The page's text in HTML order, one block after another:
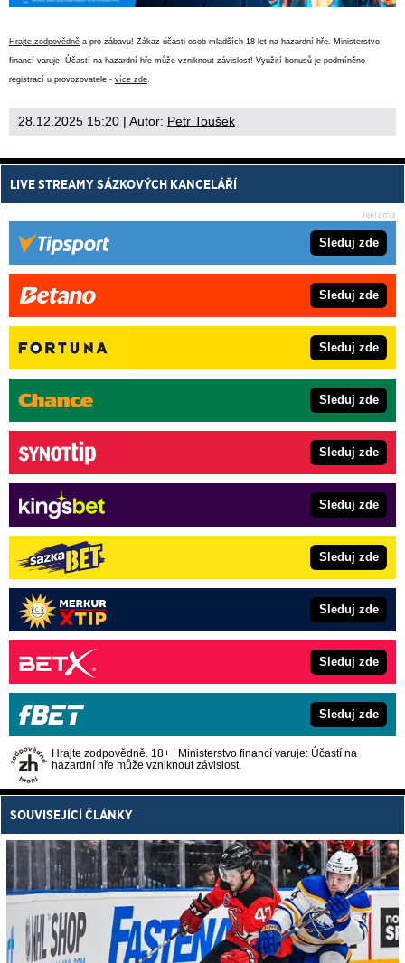
Hrajte zodpovědně a pro zábavu! Zákaz účasti osob mladších 18 let na hazardní hře. Ministerstvo
financí varuje: Účastí na hazardní hře může vzniknout závislost! Využití bonusů je podmíněno
registrací u provozovatele - více zde.
28.12.2025 15:20 | Autor: Petr Toušek
LIVE STREAMY SÁZKOVÝCH KANCELÁŘÍ
Sleduj zde
Sleduj zde
Sleduj zde
Sleduj zde
Sleduj zde
Sleduj zde
Sleduj zde
Sleduj zde
Sleduj zde
Sleduj zde
Hrajte zodpovědně. 18+ | Ministerstvo financí varuje: Účastí na
hazardní hře může vzniknout závislost.
SOUVISEJÍCÍ ČLÁNKY